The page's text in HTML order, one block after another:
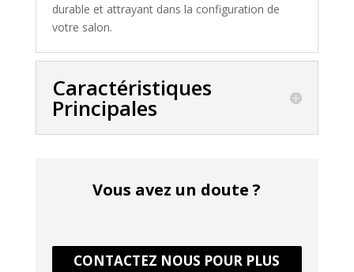
durable et attrayant dans la configuration de
votre salon.
Caractéristiques
Principales
Vous avez un doute ?
CONTACTEZ NOUS POUR PLUS